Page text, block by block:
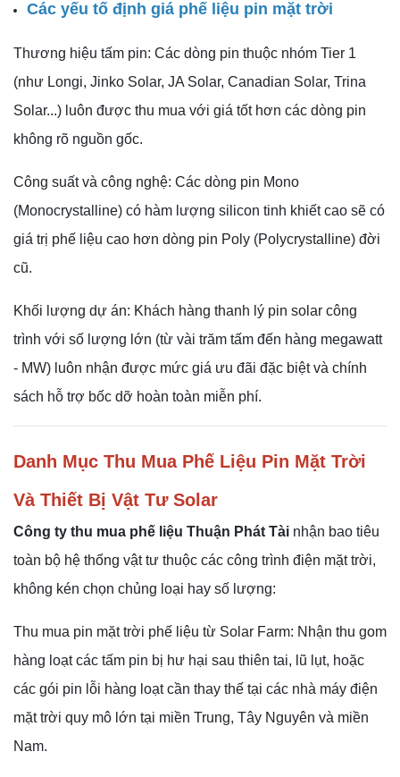
Các yếu tố định giá phế liệu pin mặt trời
Thương hiệu tấm pin: Các dòng pin thuộc nhóm Tier 1
(như Longi, Jinko Solar, JA Solar, Canadian Solar, Trina
Solar...) luôn được thu mua với giá tốt hơn các dòng pin
không rõ nguồn gốc.
Công suất và công nghệ: Các dòng pin Mono
(Monocrystalline) có hàm lượng silicon tinh khiết cao sẽ có
giá trị phế liệu cao hơn dòng pin Poly (Polycrystalline) đời
cũ.
Khối lượng dự án: Khách hàng thanh lý pin solar công
trình với số lượng lớn (từ vài trăm tấm đến hàng megawatt
- MW) luôn nhận được mức giá ưu đãi đặc biệt và chính
sách hỗ trợ bốc dỡ hoàn toàn miễn phí.
Danh Mục Thu Mua Phế Liệu Pin Mặt Trời
Và Thiết Bị Vật Tư Solar
Công ty thu mua phế liệu Thuận Phát Tài nhận bao tiêu
toàn bộ hệ thống vật tư thuộc các công trình điện mặt trời,
không kén chọn chủng loại hay số lượng:
Thu mua pin mặt trời phế liệu từ Solar Farm: Nhận thu gom
hàng loạt các tấm pin bị hư hại sau thiên tai, lũ lụt, hoặc
các gói pin lỗi hàng loạt cần thay thế tại các nhà máy điện
mặt trời quy mô lớn tại miền Trung, Tây Nguyên và miền
Nam.